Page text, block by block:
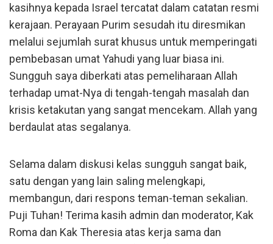
kasihnya kepada Israel tercatat dalam catatan resmi
kerajaan. Perayaan Purim sesudah itu diresmikan
melalui sejumlah surat khusus untuk memperingati
pembebasan umat Yahudi yang luar biasa ini.
Sungguh saya diberkati atas pemeliharaan Allah
terhadap umat-Nya di tengah-tengah masalah dan
krisis ketakutan yang sangat mencekam. Allah yang
berdaulat atas segalanya.
Selama dalam diskusi kelas sungguh sangat baik,
satu dengan yang lain saling melengkapi,
membangun, dari respons teman-teman sekalian.
Puji Tuhan! Terima kasih admin dan moderator, Kak
Roma dan Kak Theresia atas kerja sama dan